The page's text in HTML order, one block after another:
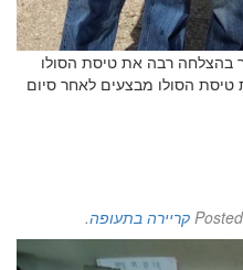
בהצלחה רבה את טיסת הסולו
חודש אוקטובר 2016. את טיסת הסולו מבצעים לאחר סיום
Posted קריירה בתעופה.